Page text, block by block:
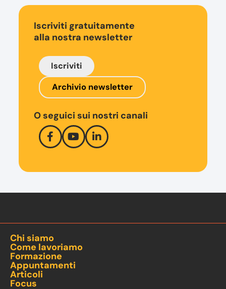
Iscriviti gratuitamente
alla nostra newsletter
Iscriviti
Archivio newsletter
O seguici sui nostri canali
Chi siamo
Come lavoriamo
Formazione
Appuntamenti
Articoli
Focus